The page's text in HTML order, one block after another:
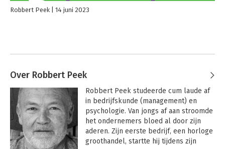
Robbert Peek 14 juni 2023
Over Robbert Peek
Robbert Peek studeerde cum laude af
in bedrijfskunde (management) en
psychologie. Van jongs af aan stroomde
het ondernemers bloed al door zijn
aderen. Zijn eerste bedrijf, een horloge
groothandel, startte hij tijdens zijn